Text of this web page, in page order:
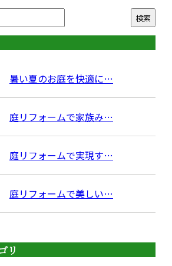
暑い夏のお庭を快適に…
庭リフォームで家族み…
庭リフォームで実現す…
庭リフォームで美しい…
リ